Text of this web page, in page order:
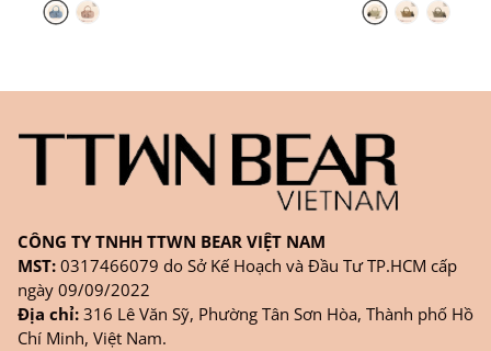
CÔNG TY TNHH TTWN BEAR VIỆT NAM
MST: 0317466079 do Sở Kế Hoạch và Đầu Tư TP.HCM cấp
ngày 09/09/2022
Địa chỉ: 316 Lê Văn Sỹ, Phường Tân Sơn Hòa, Thành phố Hồ
Chí Minh, Việt Nam.